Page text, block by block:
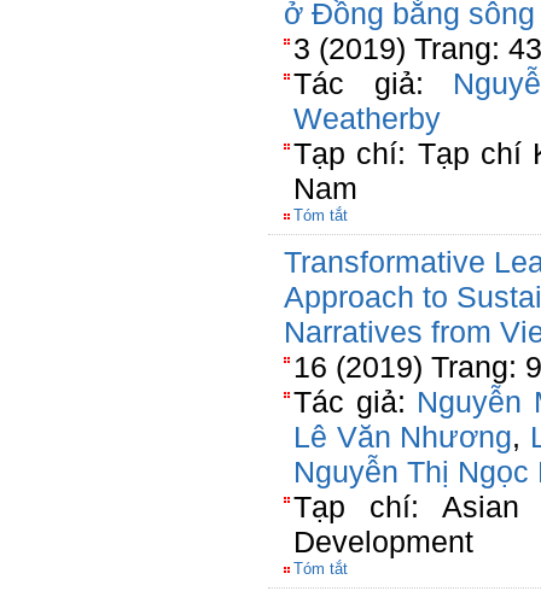
ở Đồng bằng
3 (2019) Trang:
Tác giả:
Weatherby
Tạp chí: Tạp chí
Nam
Tóm tắt
Transformative
Approach to
Narratives from
16 (2019) Trang:
Tác giả: Nguyễn
Lê Văn Nhương,
Nguyễn Thị Ngọc
Tạp chí: Asian
Development
Tóm tắt